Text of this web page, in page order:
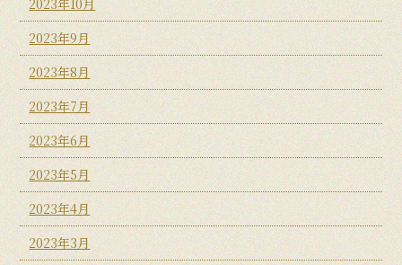
2023年9月
2023年8月
2023年7月
2023年6月
2023年5月
2023年4月
2023年3月